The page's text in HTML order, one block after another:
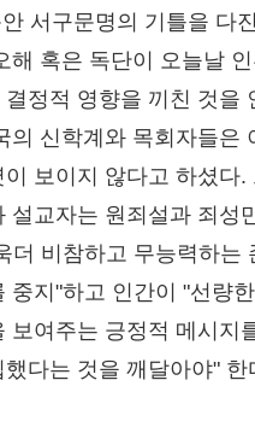
서구문명의 기틀을 다
해 혹은 독단이 오늘날
결정적 영향을 끼친 것을
의 신학계와 목회자들은
이 보이지 않다고 하셨다.
설교자는 원죄설과 죄성
더 비참하고 무능력하는
중지"하고 인간이 "선량
보여주는 긍정적 메시지
다는 것을 깨달아야" 한